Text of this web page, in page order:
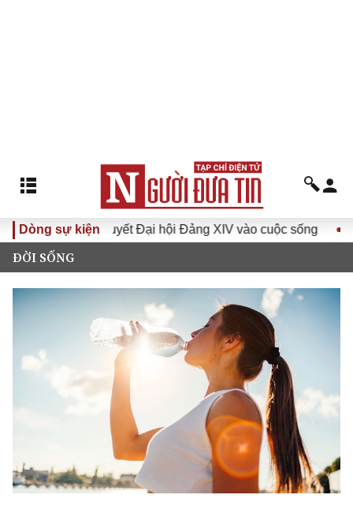
Dòng sự kiện
Nghị quyết Đại hội Đảng XIV vào cuộc sống Hướng tới
ĐỜI SỐNG